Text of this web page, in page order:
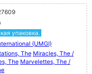
упаковка.
(UMGI)
The Miracles, The /
The Marvelettes, The /